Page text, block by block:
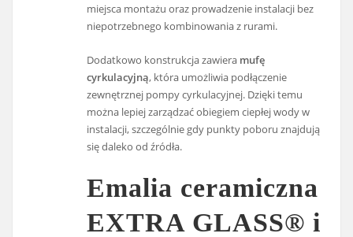
miejsca montażu oraz prowadzenie instalacji bez
niepotrzebnego kombinowania z rurami.
Dodatkowo konstrukcja zawiera mufę
cyrkulacyjną, która umożliwia podłączenie
zewnętrznej pompy cyrkulacyjnej. Dzięki temu
można lepiej zarządzać obiegiem ciepłej wody w
instalacji, szczególnie gdy punkty poboru znajdują
się daleko od źródła.
Emalia ceramiczna
EXTRA GLASS® i